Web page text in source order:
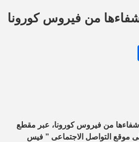
شفاءها من فيروس كورونا
شفاءها من فيروس كورونا، عبر مقطع
موقع التواصل الاجتماعى ” فيس